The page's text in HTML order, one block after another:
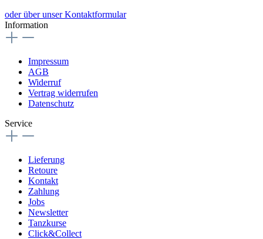
oder über unser Kontaktformular
Information
Impressum
AGB
Widerruf
Vertrag widerrufen
Datenschutz
Service
Lieferung
Retoure
Kontakt
Zahlung
Jobs
Newsletter
Tanzkurse
Click&Collect